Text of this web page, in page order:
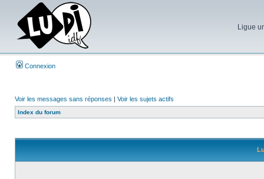
Ligue
Connexion
Voir les messages sans réponses | Voir les sujets actifs
Index du forum